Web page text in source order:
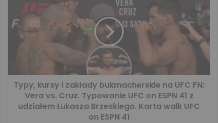
Typy, kursy i zakłady bukmacherskie na UFC FN:
Vera vs. Cruz. Typowanie UFC on ESPN 41 z
udziałem Łukasza Brzeskiego. Karta walk UFC
on ESPN 41